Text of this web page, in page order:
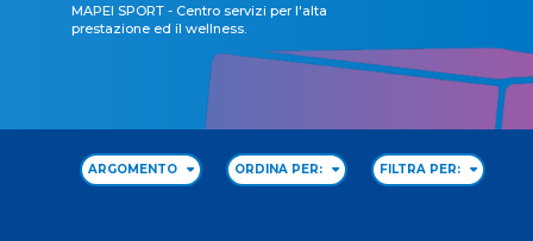
MAPEI SPORT - Centro servizi per l'alta
prestazione ed il wellness.
ARGOMENTO ORDINA PER: FILTRA PER: